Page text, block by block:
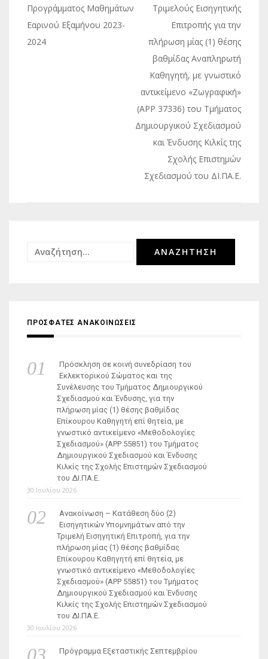
άρθρων
Προγράμματος Μαθημάτων
Εαρινού Εξαμήνου 2023-
2024
Τριμελούς Εισηγητικής
Επιτροπής για την
πλήρωση μίας (1) θέσης
βαθμίδας Αναπληρωτή
Καθηγητή, με γνωστικό
αντικείμενο «Ζωγραφική»
(APP 37336) του Τμήματος
Δημιουργικού Σχεδιασμού
και Ένδυσης Κιλκίς της
Σχολής Επιστημών
Σχεδιασμού του ΔΙ.ΠΑ.Ε.
Αναζήτηση
ΠΡΟΣΦΑΤΕΣ ΑΝΑΚΟΙΝΩΣΕΙΣ
Πρόσκληση σε κοινή συνεδρίαση του
Εκλεκτορικού Σώματος και της
Συνέλευσης του Τμήματος Δημιουργικού
Σχεδιασμού και Ένδυσης, για την
πλήρωση μίας (1) θέσης βαθμίδας
Επίκουρου Καθηγητή επί θητεία, με
γνωστικό αντικείμενο «Μεθοδολογίες
Σχεδιασμού» (ΑΡΡ 55851) του Τμήματος
Δημιουργικού Σχεδιασμού και Ένδυσης
Κιλκίς της Σχολής Επιστημών Σχεδιασμού
του ΔΙ.ΠΑ.Ε.
30 Ιουλίου 2026
Ανακοίνωση – Κατάθεση δύο (2)
Εισηγητικών Υπομνημάτων από την
Τριμελή Εισηγητική Επιτροπή, για την
πλήρωση μίας (1) θέσης βαθμίδας
Επίκουρου Καθηγητή επί θητεία, με
γνωστικό αντικείμενο «Μεθοδολογίες
Σχεδιασμού» (ΑΡΡ 55851) του Τμήματος
Δημιουργικού Σχεδιασμού και Ένδυσης
Κιλκίς της Σχολής Επιστημών Σχεδιασμού
του ΔΙ.ΠΑ.Ε.
30 Ιουλίου 2026
Πρόγραμμα Εξεταστικής Σεπτεμβρίου